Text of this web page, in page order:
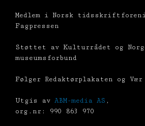
Medlem i Norsk
Fagpressen
Støttet av Kulturrådet og
museumsforbund
Følger Redaktørplakaten og Vær
Utgis av ABM-media AS ,
org.nr: 990 863 970